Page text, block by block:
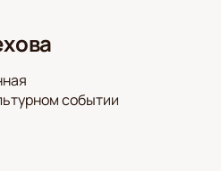
событии